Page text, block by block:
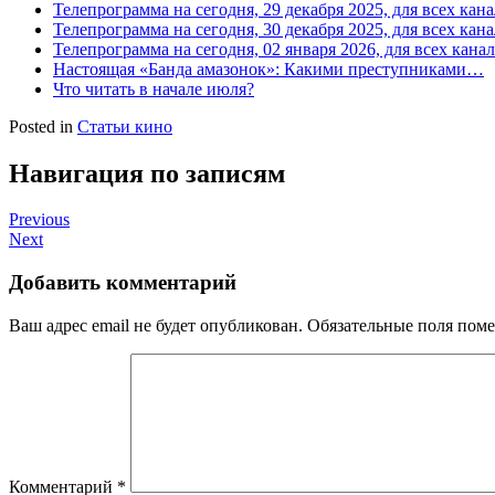
Телепрограмма на сегодня, 29 декабря 2025, для всех
Телепрограмма на сегодня, 30 декабря 2025, для всех
Телепрограмма на сегодня, 02 января 2026, для всех
Настоящая «Банда амазонок»: Какими преступниками…
Что читать в начале июля?
Posted in Статьи кино
Навигация по записям
Previous
Next
Добавить комментарий
Ваш адрес email не будет опубликован. Обязательные поля
Комментарий *